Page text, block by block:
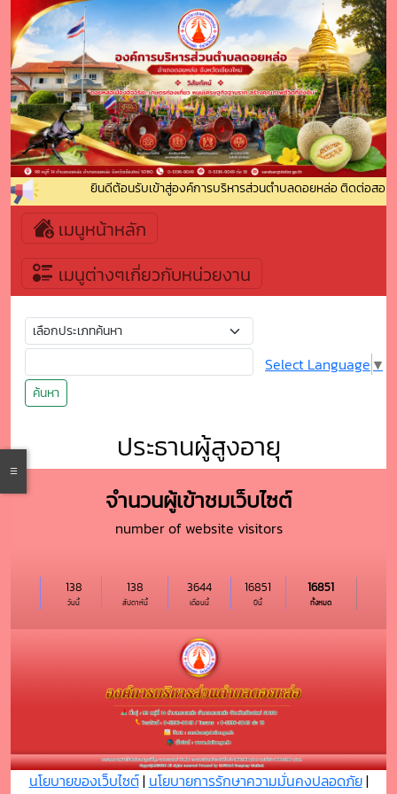
ยินดีต้อนรับเข้าสู่องค์การบริหารส่วนตำบลดอยหล่อ ติดต่อสอบ
เมนูหน้าหลัก
เมนูต่างๆเกี่ยวกับหน่วยงาน
ค้นหา
Select Language ▼
ประธานผู้สูงอายุ
จำนวนผู้เข้าชมเว็บไซต์
number of website visitors
วันนี้
138
สัปดาห์นี้
138
เดือนนี้
3644
ปีนี้
16851
ทั้งหมด
16851
นโยบายของเว็บไซต์| นโยบายการรักษาความมั่นคงปลอดภัย|